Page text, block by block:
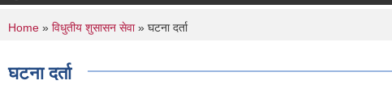
You are here
Home » विधुतीय शुसासन सेवा» घटना दर्ता
घटना दर्ता